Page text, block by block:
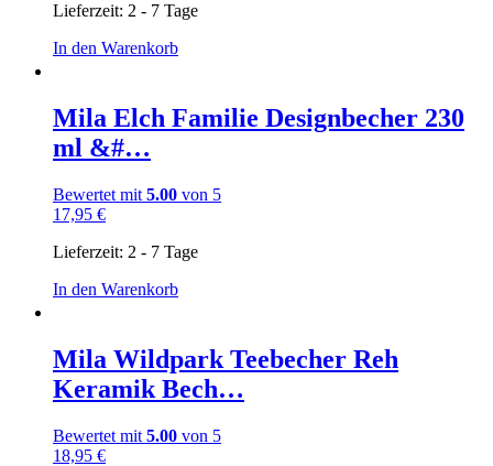
Lieferzeit: 2 - 7 Tage
In den Warenkorb
Mila Elch Familie Designbecher 230
ml &#…
Bewertet mit 5.00 von 5
17,95 €
Lieferzeit: 2 - 7 Tage
In den Warenkorb
Mila Wildpark Teebecher Reh
Keramik Bech…
Bewertet mit 5.00 von 5
18,95 €